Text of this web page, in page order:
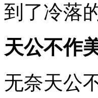
到了冷落
天公不作
无奈天公